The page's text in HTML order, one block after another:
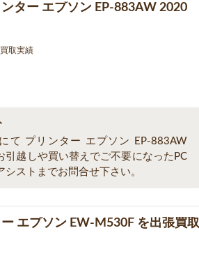
ター エプソン EP-883AW 2020
取実績
て プリンター エプソン EP-883AW
越しや買い替えでご不要になったPC
ストまでお問合せ下さい。
エプソン EW-M530F を出張買取